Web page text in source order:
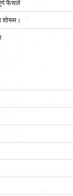
फैसले
शोरूम।